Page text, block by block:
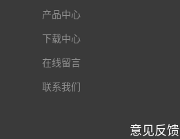
产品中心
下载中心
在线留言
联系我们
意见反馈